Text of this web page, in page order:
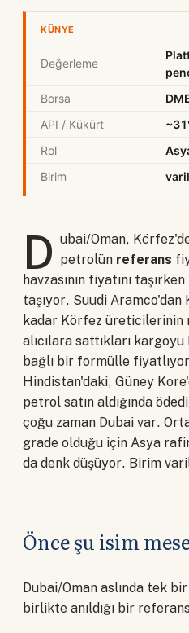
KÜNYE
Değerleme
Borsa
API / Kükürt
Rol
Birim
D ubai/Oman,
petrolün referans
havzasının fiyatını
taşıyor. Suudi
kadar Körfez üreticilerinin
alıcılara sattıkları
bağlı bir formülle
Hindistan'daki, Güney
petrol satın aldığında
çoğu zaman Dubai var.
grade olduğu için Asya
da denk düşüyor. Birim
Önce şu isim
Dubai/Oman aslında tek
birlikte anıldığı bir